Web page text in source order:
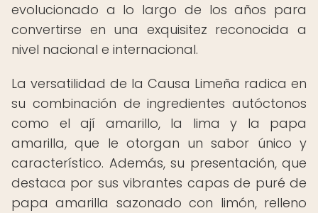
evolucionado a lo largo de los años para
convertirse en una exquisitez reconocida a
nivel nacional e internacional.
La versatilidad de la Causa Limeña radica en
su combinación de ingredientes autóctonos
como el ají amarillo, la lima y la papa
amarilla, que le otorgan un sabor único y
característico. Además, su presentación, que
destaca por sus vibrantes capas de puré de
papa amarilla sazonado con limón, relleno